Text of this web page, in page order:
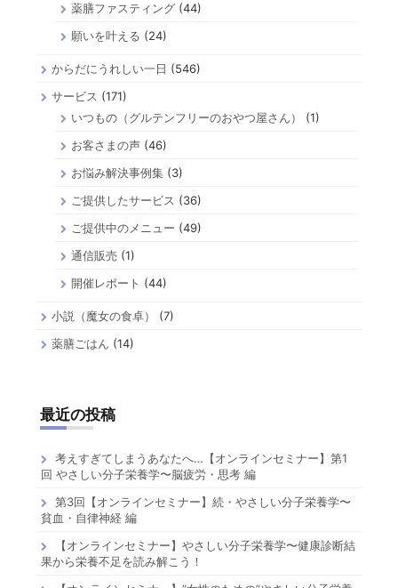
薬膳ファスティング (44)
願いを叶える (24)
からだにうれしい一日 (546)
サービス (171)
いつもの（グルテンフリーのおやつ屋さん）
(1)
お客さまの声 (46)
お悩み解決事例集 (3)
ご提供したサービス (36)
ご提供中のメニュー (49)
通信販売 (1)
開催レポート (44)
小説（魔女の食卓）
(7)
薬膳ごはん (14)
最近の投稿
考えすぎてしまうあなたへ…【オンラインセミナー】第1
回 やさしい分子栄養学〜脳疲労・思考 編
第3回【オンラインセミナー】続・やさしい分子栄養学〜
貧血・自律神経 編
【オンラインセミナー】やさしい分子栄養学〜健康診断結
果から栄養不足を読み解こう！